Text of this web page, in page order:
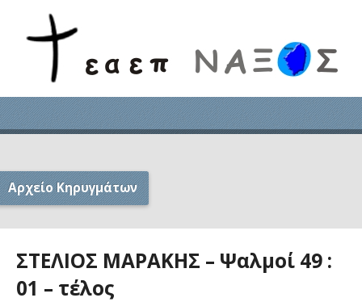
Αρχείο Κηρυγμάτων
ΣΤΕΛΙΟΣ ΜΑΡΑΚΗΣ – Ψαλμοί 49 :
01 – τέλος